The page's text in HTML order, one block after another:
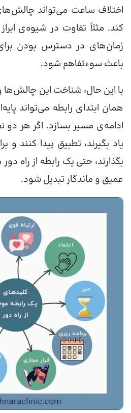
اختلاف ساعت می‌تواند
کند. مثلاً تفاوت در شیوه‌ی
زمان‌های در دسترس بودن
باعث سوء‌تفاهم شود.
با این حال، شناخت این چالش‌ها
همان ابتدای رابطه می‌تواند
ادامه‌ی مسیر بسازد. اگر هر دو
یاد بگیرند، تطبیق پیدا کنند
بگذارند، حتی یک رابطه از راه
عمیق و ماندگار تبدیل شود.